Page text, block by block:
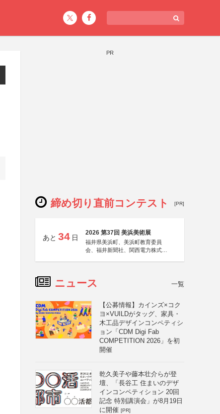
PR
締め切り直前コンテスト [PR]
あと 34 日
2026 第37回 美浜美術展
福井県美浜町、美浜町教育委員
会、福井新聞社、関西電力株式会
ニュース 一覧
【公募情報】カインズ×コク
ヨ×VUILDがタッグ、家具・
木工品デザインコンペティシ
ョン「CDM Digi Fab
COMPETITION 2026」を初
開催
乾久美子や藤本壮介らが登
壇、「長谷工 住まいのデザ
インコンペティション 20回
記念 特別講演会」が8月19日
に開催 [PR]